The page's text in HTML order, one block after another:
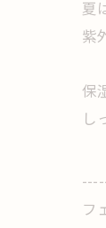
夏
紫
保
し
フ